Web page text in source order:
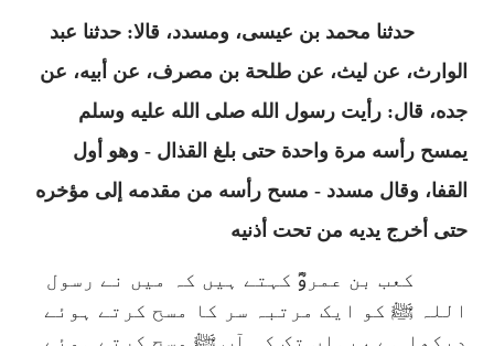
حدثنا محمد بن عيسى، ومسدد، قالا: حدثنا عبد
الوارث، عن ليث، عن طلحة بن مصرف، عن أبيه، عن
جده، قال: رأيت رسول الله صلى الله عليه وسلم
يمسح رأسه مرة واحدة حتى بلغ القذال - وهو أول
القفا، وقال مسدد - مسح رأسه من مقدمه إلى مؤخره
حتى أخرج يديه من تحت أذنيه
کعب بن عمروؓ کہتے ہیں کہ میں نے رسول
اللہ ﷺ کو ایک مرتبہ سر کا مسح کرتے ہوئے
دیکھا ہے ،یہاں تک کہ آپ ﷺ مسح کرتے ہوئے